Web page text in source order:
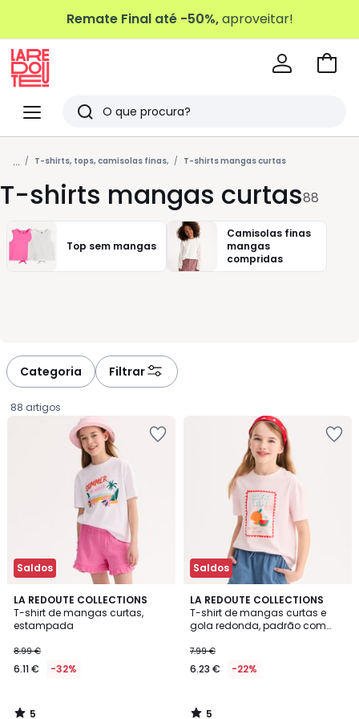
Remate Final até -50%,aproveitar!
Menu
Redoute
Pesquisar
Últimos
artigos
vistos
Ir
... T-shirts, tops, camisolas finas, T-shirts mangas curtas
T-shirts mangas curtas88
Top sem mangas
Camisolas finas
mangas
compridas
Categoria Filtrar
88 artigos
Saldos
LA REDOUTE COLLECTIONS
T-shirt de mangas curtas,
estampada
€
em
de
8.99 €
6.11 € -32%
5
/
5
5
Saldos
LA REDOUTE COLLECTIONS
T-shirt de mangas curtas e
gola redonda, padrão com
na frente
7.99 €
6.23 € -22%
5
/
5
5